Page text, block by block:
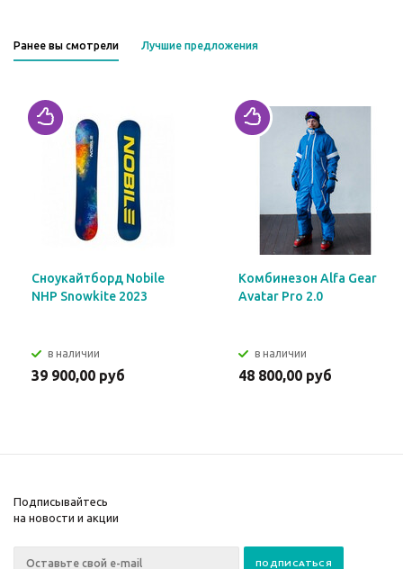
Ранее вы смотрели Лучшие предложения
Сноукайтборд Nobile
NHP Snowkite 2023
в наличии
39 900,00 руб
Комбинезон Alfa Gear
Avatar Pro 2.0
в наличии
48 800,00 руб
Подписывайтесь
на новости и акции